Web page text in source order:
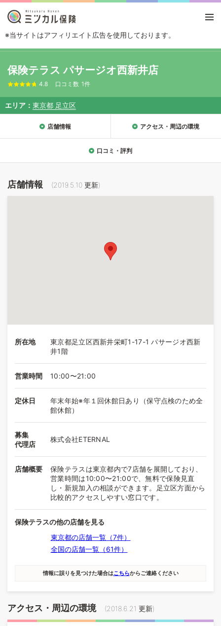
※当サイトはアフィリエイト広告を使用しております。
足立区 保険テラス パサージオ西新井店
保険テラス パサージオ西新井店
4.8 口コミ数 1件
エリア 東京都 足立区
店舗情報 アクセス・周辺の環境
口コミ・評判
店舗情報 (2019.5.10 更新)
所在地
東京都足立区西新井栄町1-17-1 パサージオ西新
井1階
営業時間 10:00〜21:00
定休日
年末年始※年１回休館日あり（保守点検のため全
館休館）
募集
代理店
株式会社ETERNAL
店舗概要
保険テラスは東京都内で7店舗を展開しており、
営業時間は10:00〜21:00で、無料で保険見直
し・新規加入の相談ができます。足立区方面から
比較的アクセスしやすい窓口です。
保険テラスの他の店舗を見る
東京都の店舗一覧（7件）
全国の店舗一覧（61件）
情報に誤りを見つけた場合はこちらからご連絡ください
アクセス・周辺の環境 (2018.6.21 更新)